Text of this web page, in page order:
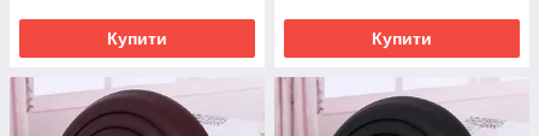
Купити Купити